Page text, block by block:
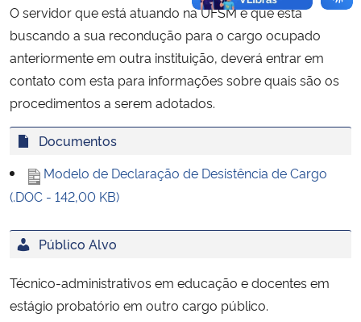
O servidor que está atuando na UFSM e que está
buscando a sua recondução para o cargo ocupado
anteriormente em outra instituição, deverá entrar em
contato com esta para informações sobre quais são os
procedimentos a serem adotados.
Documentos
Modelo de Declaração de Desistência de Cargo
(.DOC - 142,00 KB)
Público Alvo
Técnico-administrativos em educação e docentes em
estágio probatório em outro cargo público.